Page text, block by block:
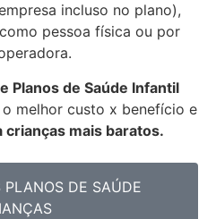
incluso no plano),
pessoa física ou por
Planos de Saúde Infantil
melhor custo x benefício e
crianças mais baratos.
PLANOS DE SAÚDE